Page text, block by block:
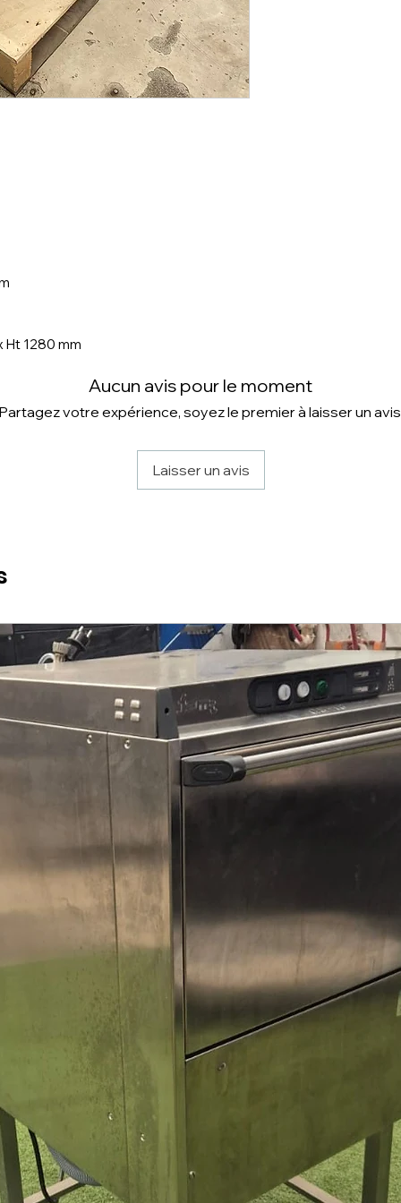
Ht 1280 mm
Aucun avis pour le moment
Partagez votre expérience, soyez le premier à laisser un
Laisser un avis